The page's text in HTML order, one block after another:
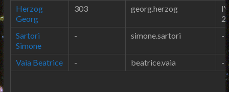
Herzog
Georg
303 georg.herzog
Sartori
Simone
- simone.sartori -
Vaia Beatrice - beatrice.vaia -